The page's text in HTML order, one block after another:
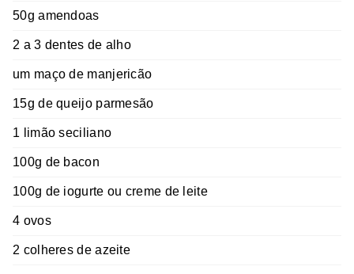
50g amendoas
2 a 3 dentes de alho
um maço de manjericão
15g de queijo parmesão
1 limão seciliano
100g de bacon
100g de iogurte ou creme de leite
4 ovos
2 colheres de azeite